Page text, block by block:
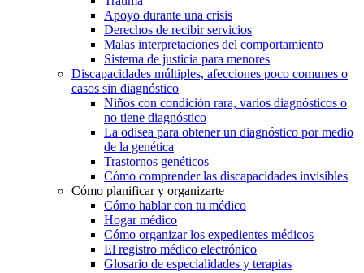
Apoyo durante una crisis
Derechos de recibir servicios
Malas interpretaciones del comportamiento
Sistema de justicia para menores
Discapacidades múltiples, afecciones poco comunes o
casos sin diagnóstico
Niños con condición rara, varios diagnósticos o
no tiene diagnóstico
La odisea para obtener un diagnóstico por medio
de la genética
Trastornos genéticos
Cómo comprender las discapacidades invisibles
Cómo planificar y organizarte
Cómo hablar con tu médico
Hogar médico
Cómo organizar los expedientes médicos
El registro médico electrónico
Glosario de especialidades y terapias